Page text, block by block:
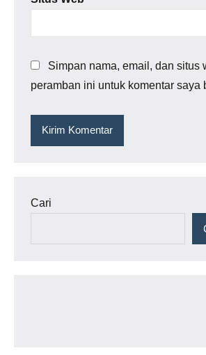
Simpan nama, email, dan situs
peramban ini untuk komentar saya
Cari